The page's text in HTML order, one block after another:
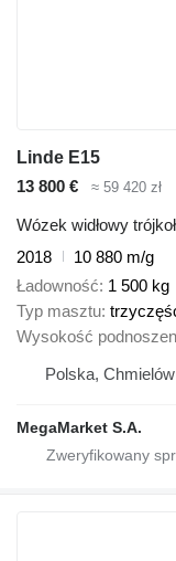
Linde E15
13 800 €
≈ 59 420 zł
Wózek widłowy
2018
10 880 m/g
Ładowność 1 500 kg
Typ masztu
Wysokość
Polska, Chmielów
MegaMarket S.A.